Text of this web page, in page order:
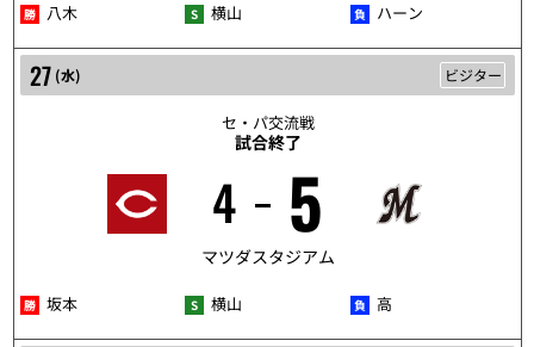
八木 横山 ハーン
27 (水) ビジター
セ・パ交流戦
試合終了
4 5
マツダスタジアム
坂本 横山 高